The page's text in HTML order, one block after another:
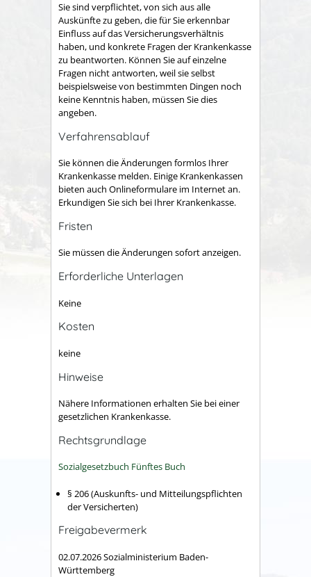
Sie sind verpflichtet, von sich aus alle
Auskünfte zu geben, die für Sie erkennbar
Einfluss auf das Versicherungsverhältnis
haben, und konkrete Fragen der Krankenkasse
zu beantworten. Können Sie auf einzelne
Fragen nicht antworten, weil sie selbst
beispielsweise von bestimmten Dingen noch
keine Kenntnis haben, müssen Sie dies
angeben.
Verfahrensablauf
Sie können die Änderungen formlos Ihrer
Krankenkasse melden. Einige Krankenkassen
bieten auch Onlineformulare im Internet an.
Erkundigen Sie sich bei Ihrer Krankenkasse.
Fristen
Sie müssen die Änderungen sofort anzeigen.
Erforderliche Unterlagen
Keine
Kosten
keine
Hinweise
Nähere Informationen erhalten Sie bei einer
gesetzlichen Krankenkasse.
Rechtsgrundlage
Sozialgesetzbuch Fünftes Buch
§ 206 (Auskunfts- und Mitteilungspflichten
der Versicherten)
Freigabevermerk
02.07.2026 Sozialministerium Baden-
Württemberg